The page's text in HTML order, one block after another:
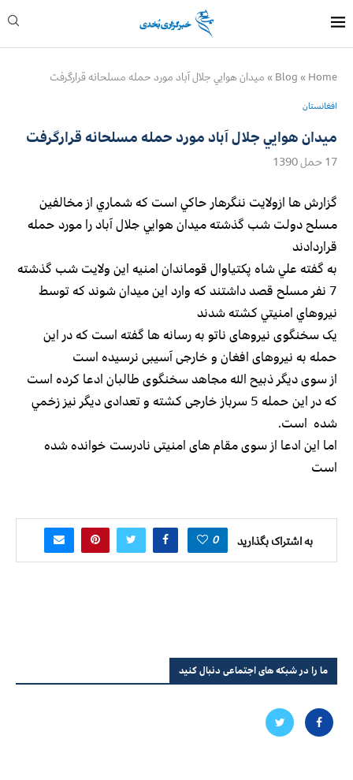
Home
»
Blog
» ميدان هوايي جلال آباد مورد حمله مسلحانه قرارگرفت
افغانستان
ميدان هوايي جلال آباد مورد حمله مسلحانه قرارگرفت
17 حمل 1390
گزارش ها ازولايت ننگرهار حاكي است كه شماري از مخالفين
مسلح دولت شب گذشته ميدان هوايي جلال آباد را مورد حمله
قراردادند
به گفته علي شاه پكتياوال قوماندان امنيه اين ولايت شب گذشته
7 نفر مسلح قصد داشتند كه وارد اين ميدان شوند كه توسط
نيروهاي امنيتي كشته شدند
یک سخنگوی نیروهای ناتو به رسانه ها گفته است که در این
حمله به نیروهای افغان و خارجی آسیبی نرسیده است
از سوی دیگر ذبیح الله مجاهد سخنگوی طالبان ادعا کرده است
که در این حمله 5 سرباز خارجی کشته و تعدادی دیگر نيز زخمي
شده است.
اما این ادعا از سوی مقام های امنیتی نادرست خوانده شده
است
به اشتراک بگذارید 0
ما را در شبکه های اجتماعی دنبال کنید